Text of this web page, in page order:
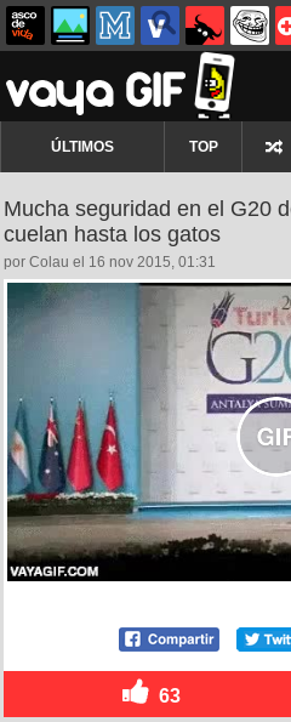
ÚLTIMOS TOP
Mucha seguridad en el G20
cuelan hasta los gatos
por Colau el 16 nov 2015, 01:31
63